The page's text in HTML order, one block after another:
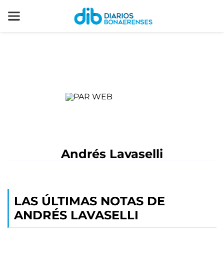
Andrés Lavaselli
LAS ÚLTIMAS NOTAS DE
ANDRÉS LAVASELLI